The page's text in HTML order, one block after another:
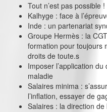
Tout n’est pas possible
Kalhyge : face à
Inde : un partenariat
Groupe Hermès : la
formation pour toujours
droits de toute.s
Imposer l’application
maladie
Salaires minima :
l’inflation, essayer de
Salaires : la direction